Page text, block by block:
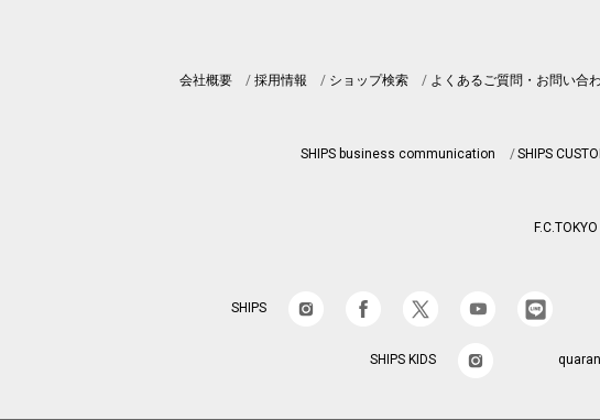
会社概要
採用情報 ショップ検索 よくあるご質問・お問い合
SHIPS business communication
SHIPS
F.C.TOKYO
SHIPS
SHIPS KIDS